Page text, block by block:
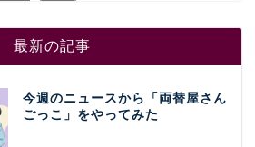
最新の記事
今週のニュースから「両替屋さん
ごっこ」をやってみた